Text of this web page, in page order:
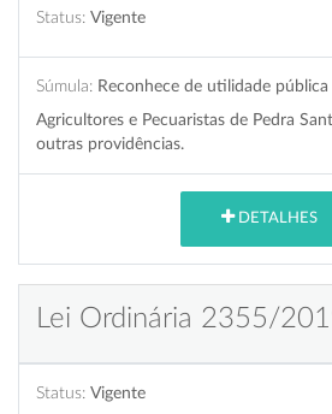
Status: Vigente
Súmula: Reconhece de utilidade
Agricultores e Pecuaristas de Pedra
outras providências.
DETALHES
Lei Ordinária 2355/
Status: Vigente